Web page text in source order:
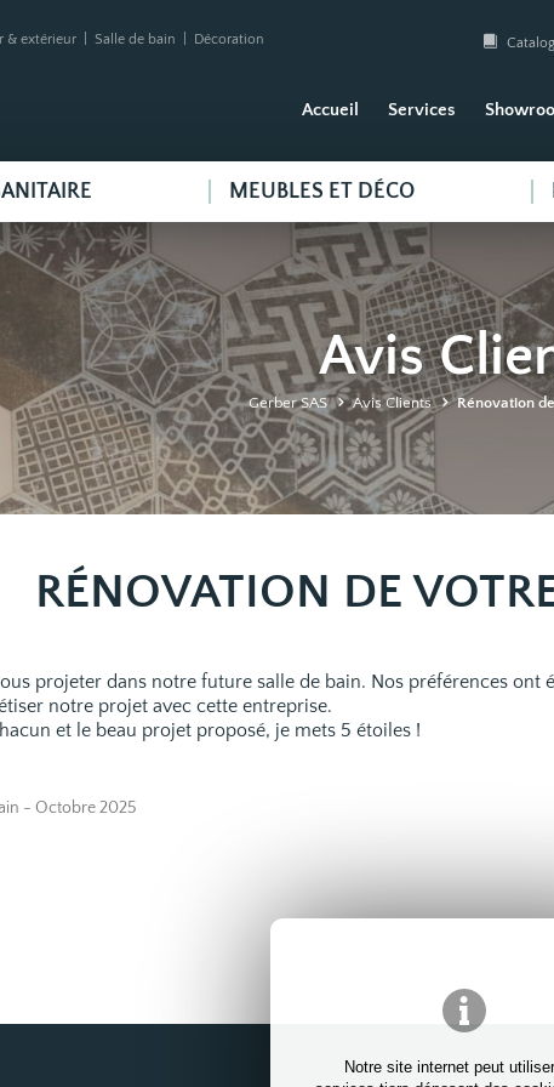
Notre site internet peut
& extérieur | Salle de bain | Décoration
Accueil Services
MEUBLES ET DÉCO
Avis
Gerber SAS Avis Clients Rénovation
RÉNOVATION DE
projeter dans notre future salle de bain. Nos préférences
notre projet avec cette entreprise.
et le beau projet proposé, je mets 5 étoiles !
- Octobre 2025